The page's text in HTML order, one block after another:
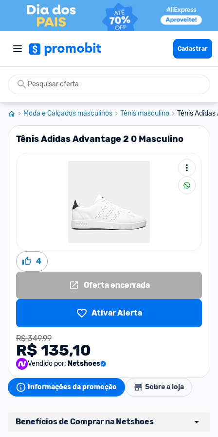
Cadastrar
Moda e Calçados masculinos Tênis masculino Tênis
Tênis Adidas Advantage 2 0 Masculino
4
Oferta encerrada
Ativar Alerta
R$ 349,99
R$ 135,10
Vendido por: Netshoes
Informações da promoção Sobre a loja
Benefícios de Comprar na Netshoes